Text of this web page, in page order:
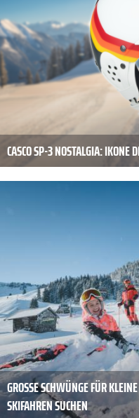
CASCO SP-3 NOSTALGIA: IKONE
GROSSE SCHWÜNGE FÜR
KIFAHREN SUCHEN